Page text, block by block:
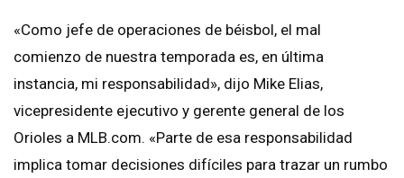
«Como jefe de operaciones de béisbol, el mal
comienzo de nuestra temporada es, en última
instancia, mi responsabilidad», dijo Mike Elias,
vicepresidente ejecutivo y gerente general de los
Orioles a MLB.com. «Parte de esa responsabilidad
implica tomar decisiones difíciles para trazar un rumbo